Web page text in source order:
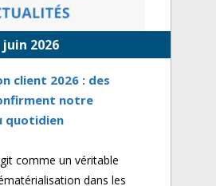
juin 2026
client 2026 : des
notre
quotidien
comme un véritable
dans les